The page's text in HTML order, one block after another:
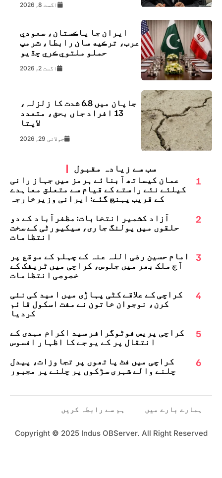
اگست 8, 2026
ايران جا پاڪستان، سعودي
عرب، ترڪيه سان رابطا، ٽرمپ
حملو ملتوي ڪري ڇڏيو
اگست 2, 2026
جاپان میں 6.8 شدت کا زلزلہ،
13 افراد جاں بحق، متعدد
لاپتا
جولائی 29, 2026
سب سے زیادہ مقبول
1
عمان کیساتھ آبنائے ہرمز میں جہاز رانی
کیلئے نئے راستے کے قیام سے متعلق معاہدے
کے قریب پہنچ گئے: ایرانی وزیرخارجہ
2
آزاد کشمیر انتخابات: مظفرآباد کے دو
حلقوں میں پولنگ جاری، سیکیورٹی کے سخت
انتظامات
3
امام حسین رضی اللہ عنہ کے چہلم کے موقع پر
آج ملک بھر میں جلوس، کراچی میں ٹریفک کے
خصوصی انتظامات
4
کراچی کے علاقے کٹی پہاڑی میں امید کی نئی
کرن، نوجوان خاتون نے مفت اسکول قائم
کردیا
5
کراچی پریس فوٹوگرافر سید اکرام مہدی کے
انتقال پر کے یو جے کا اظہارِ افسوس
6
کراچی میں فٹ پاتھوں پر تجاوزات، پیدل
چلنے والے شہری سڑکوں پر چلنے پر مجبور
ہمارے بارے میں ہم سے رابطہ کریں
Copyright © 2025 Indus OBServer. All Right Reserved